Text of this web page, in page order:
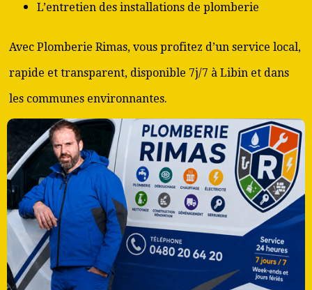
L’entretien des installations de plomberie
Avec Plomberie Rimas, vous profitez d’un service local,
rapide et transparent, disponible 7j/7 à Libin et dans
les communes environnantes.